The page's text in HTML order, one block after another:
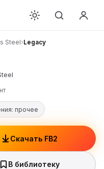
Steel›Legacy
прочее
Скачать FB2
В библиотеку